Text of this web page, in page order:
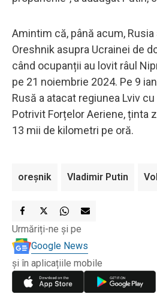
Amintim că, până acum,
Oreshnik asupra Ucrainei de
când ocupanții au lovit râul
pe 21 noiembrie 2024. Pe 9
Rusă a atacat regiunea Lviv
Potrivit Forțelor Aeriene, ținta
13 mii de kilometri pe oră.
oreșnik Vladimir Putin
Urmăriți-ne și pe
Google News
și în aplicațiile mobile